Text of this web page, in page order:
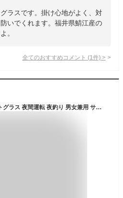
ラスです。掛け心地がよく、対
いでくれます。福井県鯖江産の
。
全てのおすすめコメント (1 件) >
夜間用グラス UVカット ナイトグラス 夜間運転 夜釣り 男女兼用 サングラス BW-0280Y/0281Y 夜用 紫外線カット ブルーライトカット 眼鏡 メガネ ドライブ タウンユース カジュアル 軽量 ユニセックス おしゃれ バニーウォーク BUNNY WALK 【送料無料】